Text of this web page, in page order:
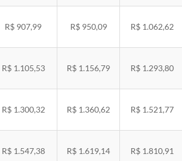
R$ 907,99 R$ 950,09 R$ 1.062,62
R$ 1.105,53 R$ 1.156,79 R$ 1.293,80
R$ 1.300,32 R$ 1.360,62 R$ 1.521,77
R$ 1.547,38 R$ 1.619,14 R$ 1.810,91